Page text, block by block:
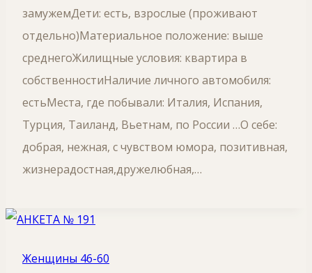
замужемДети: есть, взрослые (проживают
отдельно)Материальное положение: выше
среднегоЖилищные условия: квартира в
собственностиНаличие личного автомобиля:
естьМеста, где побывали: Италия, Испания,
Турция, Таиланд, Вьетнам, по России …О себе:
добрая, нежная, с чувством юмора, позитивная,
жизнерадостная,дружелюбная,…
Женщины 46-60